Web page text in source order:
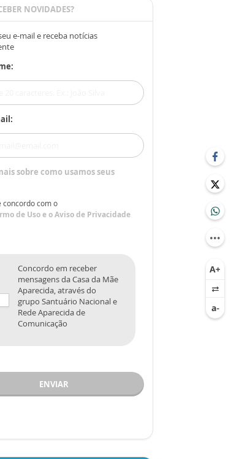
NOVIDADES?
e-mail e receba notícias
sobre como usamos seus
concordo com o
de Usoe oAviso de Privacidade
Concordo em receber
mensagens da Casa da Mãe
Aparecida, através do
grupo Santuário Nacional e
Rede Aparecida de
Comunicação
ENVIAR